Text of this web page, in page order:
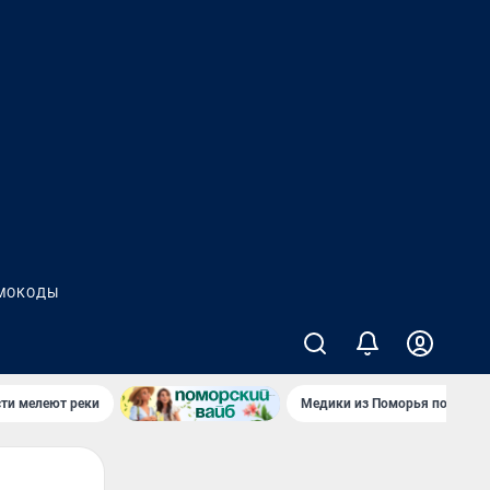
мелеют реки Медики из Поморья поехали